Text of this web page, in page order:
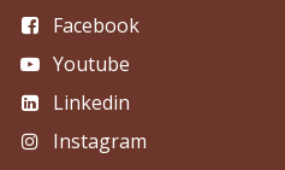
Facebook
Youtube
Linkedin
Instagram